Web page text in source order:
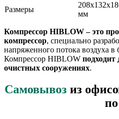
Размеры
мм
Компрессор HIBLOW – это
компрессор, специально
напряженного потока воздуха
Компрессор HIBLOW подходит
очистных сооружениях.
Самовывоз из